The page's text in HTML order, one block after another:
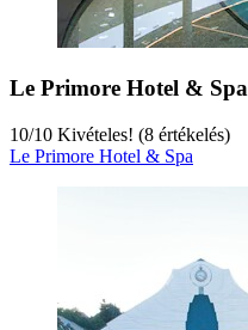
Le Primore Hotel & Spa
10/10 Kivételes! (8 értékelés)
Le Primore Hotel & Spa